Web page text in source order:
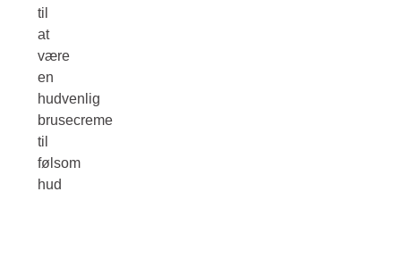
til
at
være
en
hudvenlig
brusecreme
til
følsom
hud